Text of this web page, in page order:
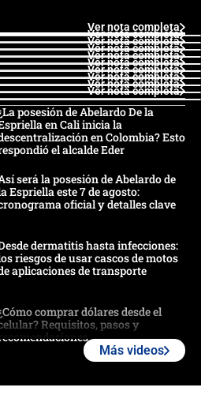
Ver nota completa
Ver nota completa
Ver nota completa
Ver nota completa
Ver nota completa
Ver nota completa
Ver nota completa
Ver nota completa
Ver nota completa
Ver nota completa
posesión de Abelardo De la
en Cali inicia la
en Colombia? Esto
el alcalde Eder
será la posesión de Abelardo de
Espriella este 7 de agosto:
oficial y detalles clave
dermatitis hasta infecciones:
riesgos de usar cascos de motos
aplicaciones de transporte
comprar dólares desde el
Requisitos, pasos y
Más videos